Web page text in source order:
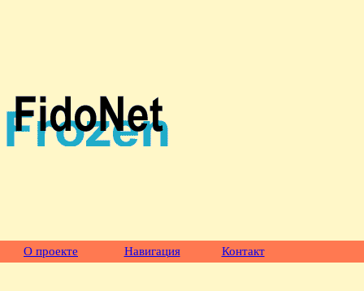
О проекте Навигация Контакт